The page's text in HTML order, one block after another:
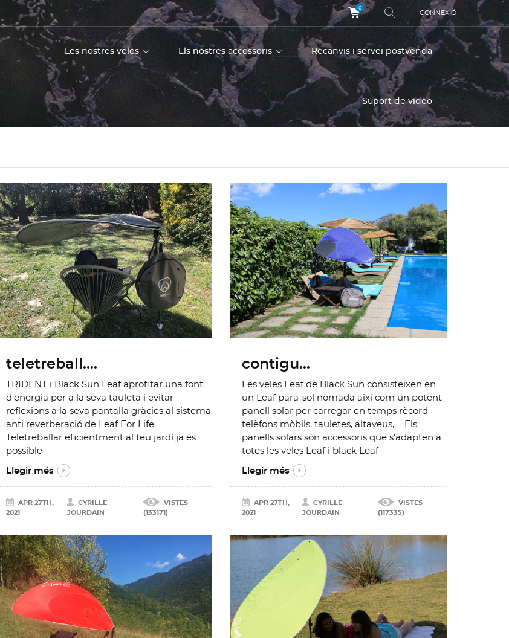
0
CONNEXIÓ
Les nostres veles Els nostres accessoris Recanvis i servei postvenda
Suport de vídeo
teletreball....
TRIDENT i Black Sun Leaf aprofitar una font
d'energia per a la seva tauleta i evitar
reflexions a la seva pantalla gràcies al sistema
anti reverberació de Leaf For Life.
Teletreballar eficientment al teu jardí ja és
possible
Llegir més
APR 27TH,
2021
CYRILLE
JOURDAIN
VISTES
(133171)
contigu...
Les veles Leaf de Black Sun consisteixen en
un Leaf para-sol nòmada així com un potent
panell solar per carregar en temps rècord
telèfons mòbils, tauletes, altaveus, ... Els
panells solars són accessoris que s'adapten a
totes les veles Leaf i black Leaf
Llegir més
APR 27TH,
2021
CYRILLE
JOURDAIN
VISTES
(117335)